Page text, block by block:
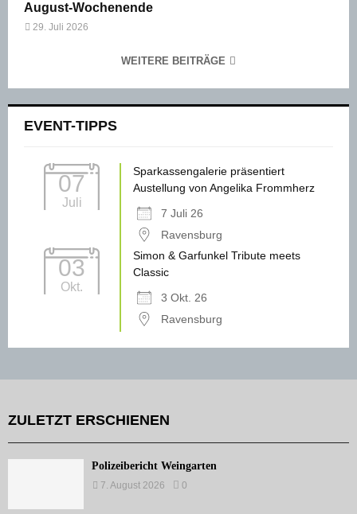
August-Wochenende
29. Juli 2026
WEITERE BEITRÄGE
EVENT-TIPPS
07
Juli
Sparkassengalerie präsentiert
Austellung von Angelika Frommherz
7 Juli 26
Ravensburg
03
Okt.
Simon & Garfunkel Tribute meets
Classic
3 Okt. 26
Ravensburg
ZULETZT ERSCHIENEN
Polizeibericht Weingarten
7. August 2026 0